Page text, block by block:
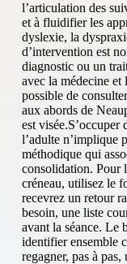
l’articulation des
et à fluidifier les
dyslexie, la
d’intervention est
diagnostic ou un
avec la médecine et
possible de
aux abords de
est visée.S’occuper
l’adulte n’implique
méthodique qui
consolidation. Pour
créneau, utilisez le
recevrez un retour
besoin, une liste
avant la séance. Le
identifier ensemble
regagner, pas à